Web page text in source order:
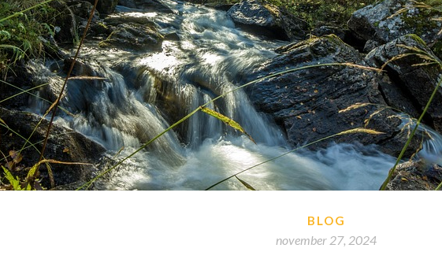
BLOG
november 27, 2024